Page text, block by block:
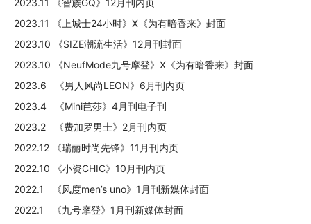
2023.11 《智族GQ》12月刊内页
2023.11 《上城士24小时》X《为有暗香来》封面
2023.10 《SIZE潮流生活》12月刊封面
2023.10 《NeufMode九号摩登》X《为有暗香来》封面
2023.6 《男人风尚LEON》6月刊内页
2023.4 《Mini芭莎》4月刊电子刊
2023.2 《费加罗男士》2月刊内页
2022.12 《瑞丽时尚先锋》11月刊内页
2022.10 《小资CHIC》10月刊内页
2022.1 《风度men’s uno》1月刊新媒体封面
2022.1 《九号摩登》1月刊新媒体封面